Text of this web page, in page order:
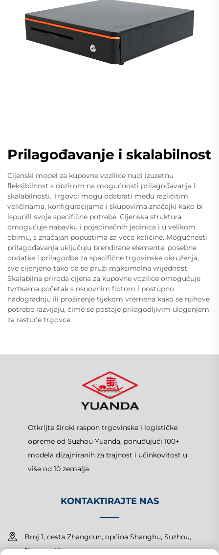
Prilagođavanje i skalabilnost
Cijenski model za kupovne vozilice nudi izuzetnu
fleksibilnost s obzirom na mogućnosti prilagođavanja i
skalabilnosti. Trgovci mogu odabrati među različitim
veličinama, konfiguracijama i skupovima značajki kako bi
ispunili svoje specifične potrebe. Cijenska struktura
omogućuje nabavku i pojedinačnih jedinica i u velikom
obimu, s značajan popustima za veće količine. Mogućnosti
prilagođavanja uključuju brendirane elemente, posebne
dodatke i prilagodbe za specifične trgovinske okruženja,
sve cijenjeno tako da se pruži maksimalna vrijednost.
Skalabilna priroda cijena za kupovne vozilice omogućuje
tvrtkama početak s osnovnim flotom i postupno
nadogradnju ili proširenje tijekom vremena kako se njihove
potrebe razvijaju, čime se postaje prilagodljivim ulaganjem
za rastuće trgovce.
Otkrijte široki raspon trgovinske i logističke
opreme od Suzhou Yuanda, ponuđujući 100+
modela dizajniranih za trajnost i učinkovitost u
više od 10 zemalja.
KONTAKTIRAJTE NAS
Broj 1, cesta Zhangcun, općina Shanghu, Suzhou,
Jiangsu, Kina